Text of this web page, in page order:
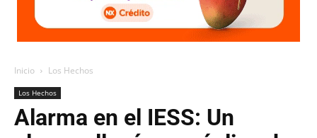
Inicio Los Hechos
Los Hechos
Alarma en el IESS: Un